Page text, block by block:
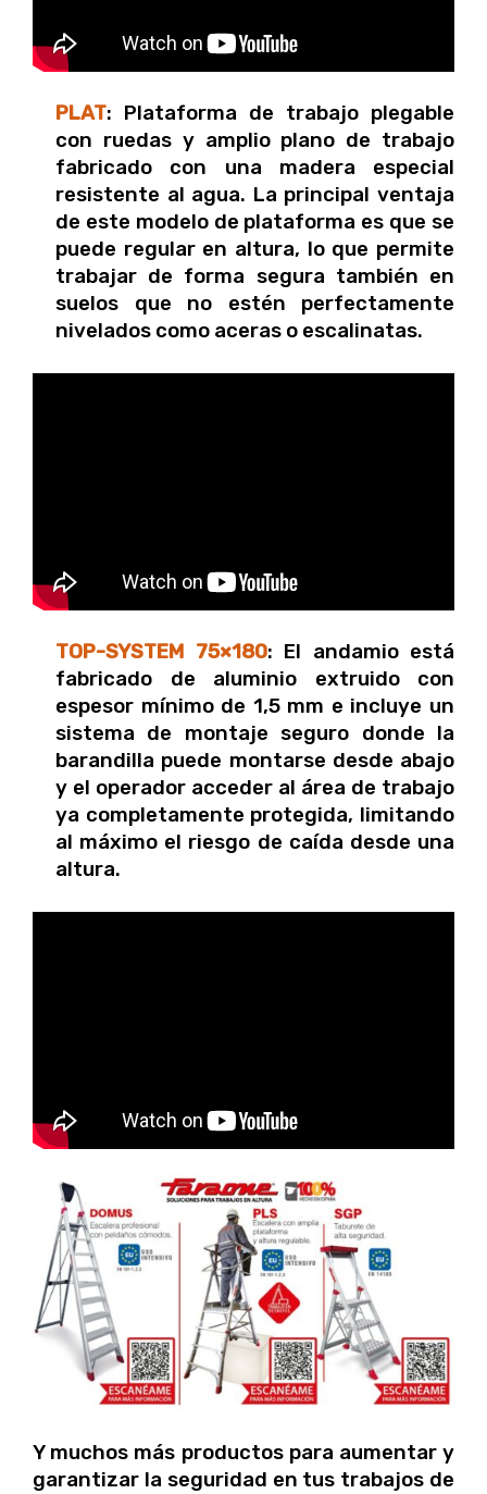
PLAT: Plataforma de trabajo plegable
con ruedas y amplio plano de trabajo
fabricado con una madera especial
resistente al agua. La principal ventaja
de este modelo de plataforma es que se
puede regular en altura, lo que permite
trabajar de forma segura también en
suelos que no estén perfectamente
nivelados como aceras o escalinatas.
TOP-SYSTEM 75×180: El andamio está
fabricado de aluminio extruido con
espesor mínimo de 1,5 mm e incluye un
sistema de montaje seguro donde la
barandilla puede montarse desde abajo
y el operador acceder al área de trabajo
ya completamente protegida, limitando
al máximo el riesgo de caída desde una
altura.
Y muchos más productos para aumentar y
garantizar la seguridad en tus trabajos de